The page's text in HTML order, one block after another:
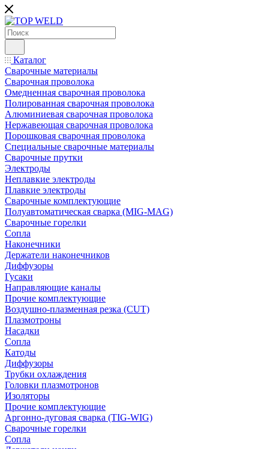
Каталог
Сварочные материалы
Сварочная проволока
Омедненная сварочная проволока
Полированная сварочная проволока
Алюминиевая сварочная проволока
Нержавеющая сварочная проволока
Порошковая сварочная проволока
Специальные сварочные материалы
Сварочные прутки
Электроды
Неплавкие электроды
Плавкие электроды
Сварочные комплектующие
Полуавтоматическая сварка (MIG-MAG)
Сварочные горелки
Сопла
Наконечники
Держатели наконечников
Диффузоры
Гусаки
Направляющие каналы
Прочие комплектующие
Воздушно-плазменная резка (CUT)
Плазмотроны
Насадки
Сопла
Катоды
Диффузоры
Трубки охлаждения
Головки плазмотронов
Изоляторы
Прочие комплектующие
Аргонно-дуговая сварка (TIG-WIG)
Сварочные горелки
Сопла